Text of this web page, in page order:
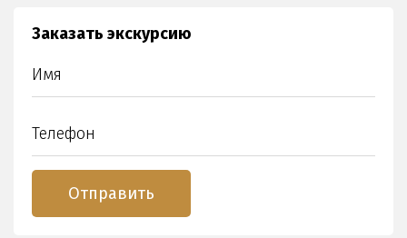
Заказать экскурсию